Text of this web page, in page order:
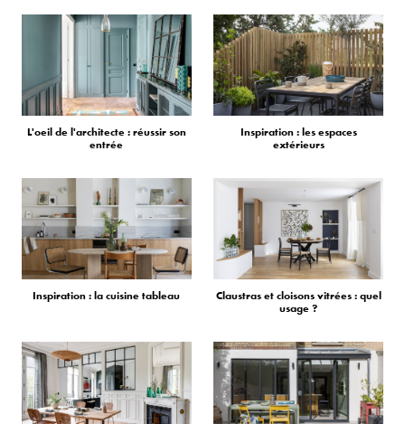
L'oeil de l'architecte : réussir son
entrée
Inspiration : les espaces
extérieurs
Inspiration : la cuisine tableau
Claustras et cloisons vitrées : quel
usage ?